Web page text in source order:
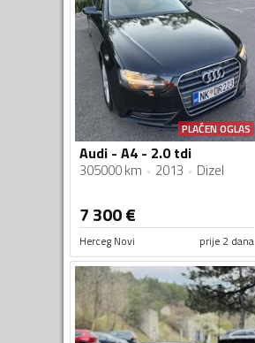
PLAĆEN OGLAS
Audi - A4 - 2.0 tdi
305000 km 2013 Dizel
7 300€
Herceg Novi prije 2 dana